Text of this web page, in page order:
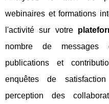
webinaires et formations
l'activité sur votre
nombre de messages
publications et
enquêtes de
perception des